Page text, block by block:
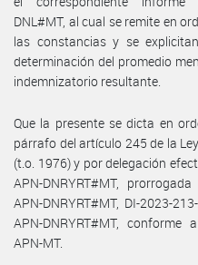
DNL#MT, al cual se remite en
las constancias y se
determinación del promedio
indemnizatorio resultante.
Que la presente se dicta en
párrafo del artículo 245 de la
(t.o. 1976) y por delegación
APN-DNRYRT#MT,
APN-DNRYRT#MT, DI-2023-
APN-DNRYRT#MT, conforme
APN-MT.